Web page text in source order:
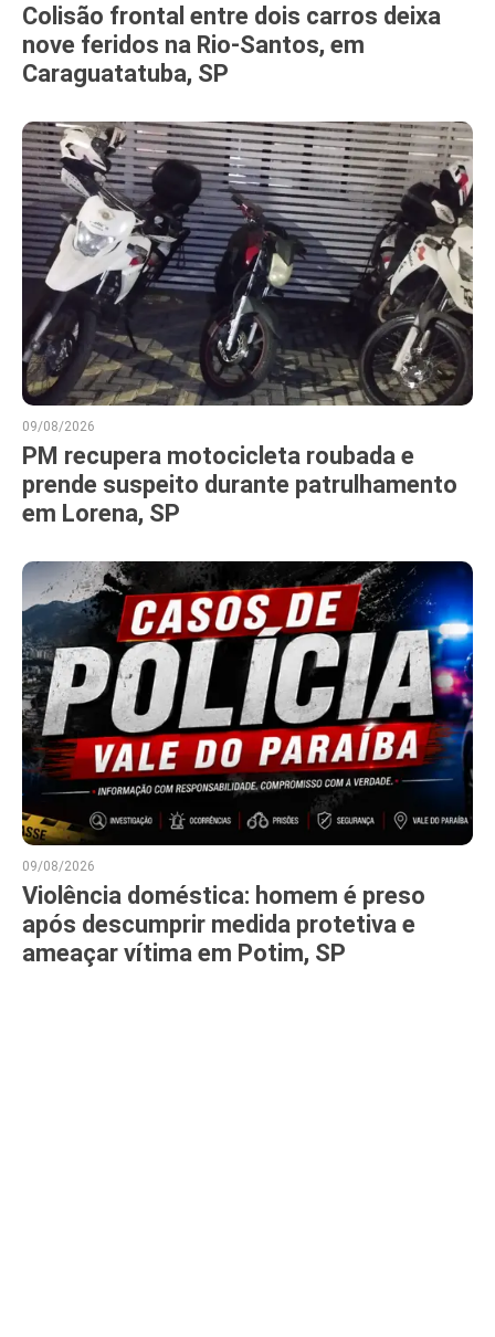
Colisão frontal entre dois carros deixa
nove feridos na Rio-Santos, em
Caraguatatuba, SP
09/08/2026
PM recupera motocicleta roubada e
prende suspeito durante patrulhamento
em Lorena, SP
09/08/2026
Violência doméstica: homem é preso
após descumprir medida protetiva e
ameaçar vítima em Potim, SP